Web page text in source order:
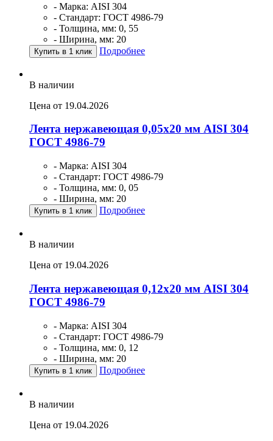
- Марка: AISI 304
- Стандарт: ГОСТ 4986-79
- Толщина, мм: 0, 55
- Ширина, мм: 20
Купить в 1 клик Подробнее
В наличии
Цена от 19.04.2026
Лента нержавеющая 0,05х20 мм AISI 304
ГОСТ 4986-79
- Марка: AISI 304
- Стандарт: ГОСТ 4986-79
- Толщина, мм: 0, 05
- Ширина, мм: 20
Купить в 1 клик Подробнее
В наличии
Цена от 19.04.2026
Лента нержавеющая 0,12х20 мм AISI 304
ГОСТ 4986-79
- Марка: AISI 304
- Стандарт: ГОСТ 4986-79
- Толщина, мм: 0, 12
- Ширина, мм: 20
Купить в 1 клик Подробнее
В наличии
Цена от 19.04.2026